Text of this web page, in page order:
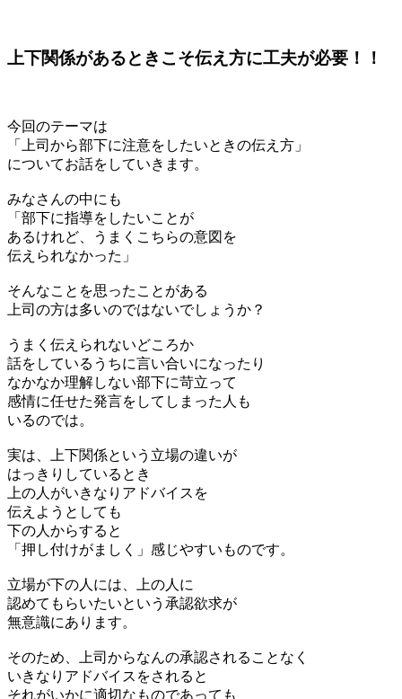
上下関係があるときこそ伝え方に工夫が必要！！
今回のテーマは
「上司から部下に注意をしたいときの伝え方」
についてお話をしていきます。
みなさんの中にも
「部下に指導をしたいことが
あるけれど、うまくこちらの意図を
伝えられなかった」
そんなことを思ったことがある
上司の方は多いのではないでしょうか？
うまく伝えられないどころか
話をしているうちに言い合いになったり
なかなか理解しない部下に苛立って
感情に任せた発言をしてしまった人も
いるのでは。
実は、上下関係という立場の違いが
はっきりしているとき
上の人がいきなりアドバイスを
伝えようとしても
下の人からすると
「押し付けがましく」感じやすいものです。
立場が下の人には、上の人に
認めてもらいたいという承認欲求が
無意識にあります。
そのため、上司からなんの承認されることなく
いきなりアドバイスをされると
それがいかに適切なものであっても